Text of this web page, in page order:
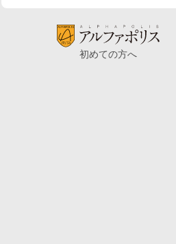
初めての方へ